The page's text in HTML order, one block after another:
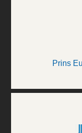
Prins